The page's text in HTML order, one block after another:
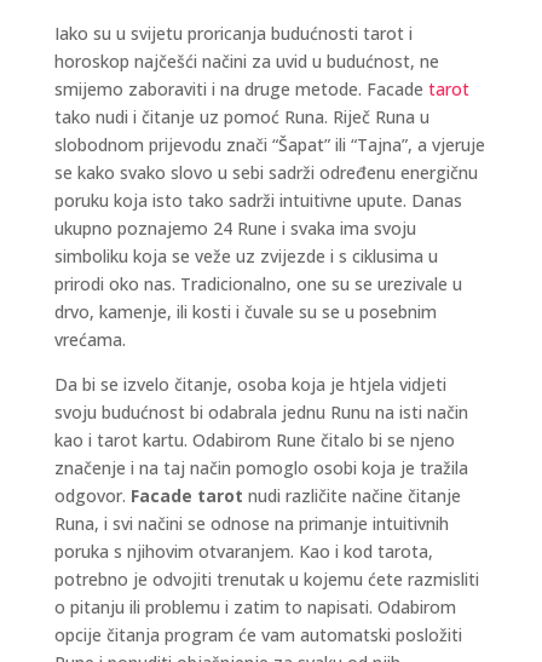
Iako su u svijetu proricanja budućnosti tarot i
horoskop najčešći načini za uvid u budućnost, ne
smijemo zaboraviti i na druge metode. Facade tarot
tako nudi i čitanje uz pomoć Runa. Riječ Runa u
slobodnom prijevodu znači “Šapat” ili “Tajna”, a vjeruje
se kako svako slovo u sebi sadrži određenu energičnu
poruku koja isto tako sadrži intuitivne upute. Danas
ukupno poznajemo 24 Rune i svaka ima svoju
simboliku koja se veže uz zvijezde i s ciklusima u
prirodi oko nas. Tradicionalno, one su se urezivale u
drvo, kamenje, ili kosti i čuvale su se u posebnim
vrećama.
Da bi se izvelo čitanje, osoba koja je htjela vidjeti
svoju budućnost bi odabrala jednu Runu na isti način
kao i tarot kartu. Odabirom Rune čitalo bi se njeno
značenje i na taj način pomoglo osobi koja je tražila
odgovor. Facade tarot nudi različite načine čitanje
Runa, i svi načini se odnose na primanje intuitivnih
poruka s njihovim otvaranjem. Kao i kod tarota,
potrebno je odvojiti trenutak u kojemu ćete razmisliti
o pitanju ili problemu i zatim to napisati. Odabirom
opcije čitanja program će vam automatski posložiti